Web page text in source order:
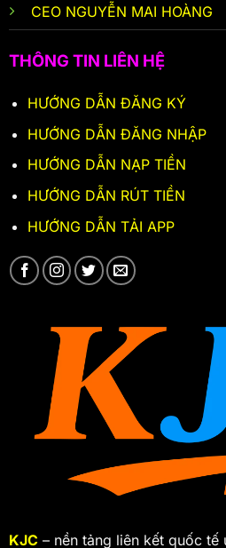
KJC – nền tảng liên kết quốc
CEO NGUYỄN MAI HOÀNG
THÔNG TIN LIÊN HỆ
HƯỚNG DẪN ĐĂNG KÝ
HƯỚNG DẪN ĐĂNG NHẬP
HƯỚNG DẪN NẠP TIỀN
HƯỚNG DẪN RÚT TIỀN
HƯỚNG DẪN TẢI APP